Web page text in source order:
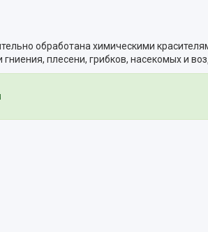
обработана химическими
плесени, грибков, насекомых и